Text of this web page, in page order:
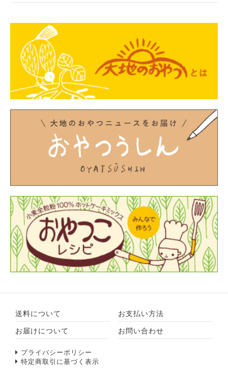
送料について お支払い方法
お届けについて お問い合わせ
プライバシーポリシー
特定商取引に基づく表示